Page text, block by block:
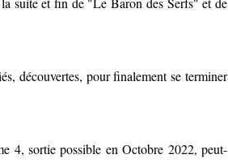
découvertes, pour finalement se terminer
sortie possible en Octobre 2022, peut-